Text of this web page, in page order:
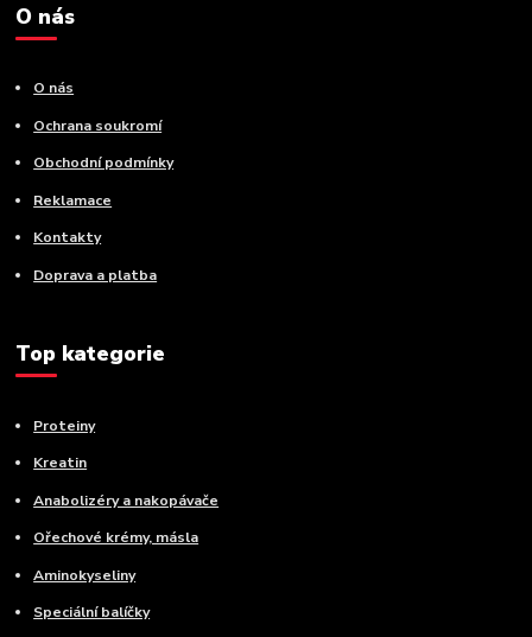
O nás
O nás
Ochrana soukromí
Obchodní podmínky
Reklamace
Kontakty
Doprava a platba
Top kategorie
Proteiny
Kreatin
Anabolizéry a nakopávače
Ořechové krémy, másla
Aminokyseliny
Speciální balíčky